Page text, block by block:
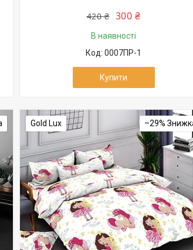
420 ₴ 300 ₴
В наявності
0007ПР-1
Купити
Gold Lux –29%